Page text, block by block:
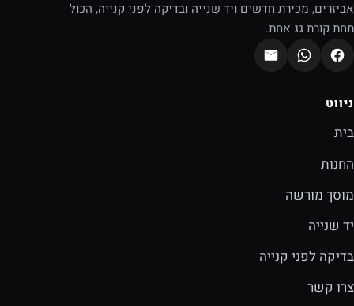
אביזרים, מכירת חדשים ויד שנייה ובדיקה לפני קנייה, הכול
תחת קורת גג אחת.
ניווט
בית
החנות
מוסך מורשה
יד שנייה
בדיקה לפני קנייה
צרו קשר